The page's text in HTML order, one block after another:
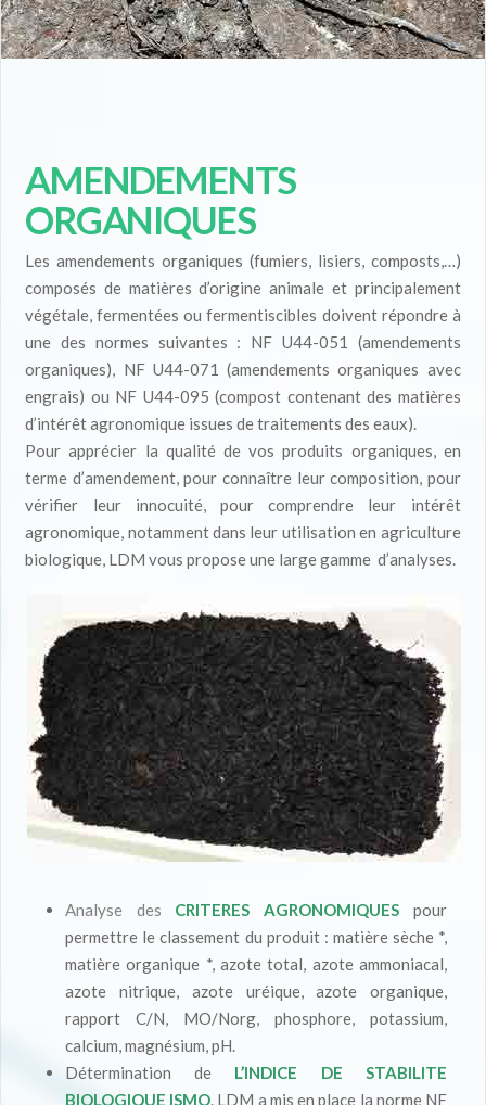
AMENDEMENTS
ORGANIQUES
Les amendements organiques (fumiers, lisiers, composts,…)
composés de matières d’origine animale et principalement
végétale, fermentées ou fermentiscibles doivent répondre à
une des normes suivantes : NF U44-051 (amendements
organiques), NF U44-071 (amendements organiques avec
engrais) ou NF U44-095 (compost contenant des matières
d’intérêt agronomique issues de traitements des eaux).
Pour apprécier la qualité de vos produits organiques, en
terme d’amendement, pour connaître leur composition, pour
vérifier leur innocuité, pour comprendre leur intérêt
agronomique, notamment dans leur utilisation en agriculture
biologique, LDM vous propose une large gamme d’analyses.
Analyse des CRITERES AGRONOMIQUES pour
permettre le classement du produit : matière sèche *,
matière organique *, azote total, azote ammoniacal,
azote nitrique, azote uréique, azote organique,
rapport C/N, MO/Norg, phosphore, potassium,
calcium, magnésium, pH.
Détermination de L’INDICE DE STABILITE
BIOLOGIQUE ISMO . LDM a mis en place la norme NF